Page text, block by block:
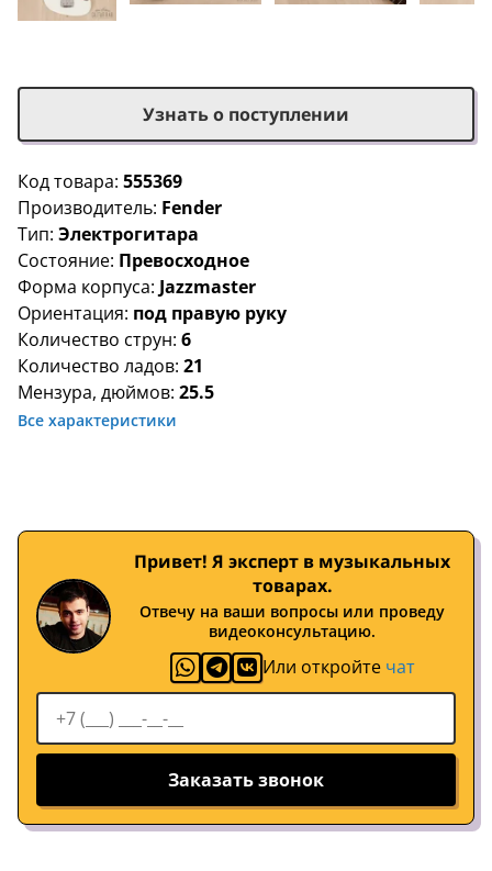
Код товара: 555369
Производитель: Fender
Тип: Электрогитара
Состояние: Превосходное
Форма корпуса: Jazzmaster
Ориентация: под правую руку
Количество струн: 6
Количество ладов: 21
Мензура, дюймов: 25.5
Все характеристики
Узнать о поступлении
Привет! Я эксперт в музыкальных
товарах.
Отвечу на ваши вопросы или проведу
видеоконсультацию.
Или откройте чат
Заказать звонок